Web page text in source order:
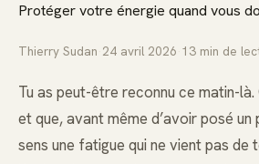
Protéger votre énergie quand vous
Thierry Sudan 24 avril 2026 13 min de
Tu as peut-être reconnu ce matin-
et que, avant même d’avoir posé
sens une fatigue qui ne vient pas de